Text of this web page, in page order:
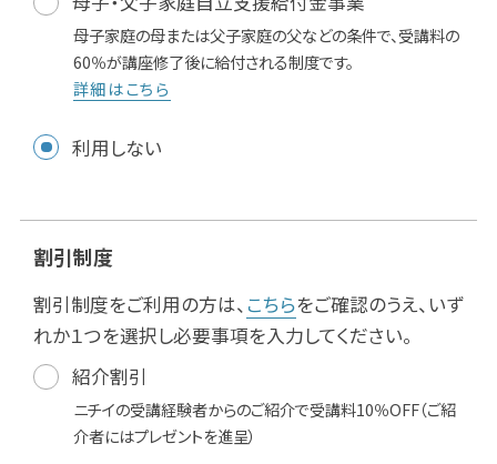
母子家庭の母または父子家庭の父などの条件で、受講料の
60％が講座修了後に給付される制度です。
詳細はこちら
利用しない
割引制度
割引制度をご利用の方は、 こちらをご確認のうえ、いず
れか１つを選択し必要事項を入力してください。
紹介割引
ニチイの受講経験者からのご紹介で受講料10％OFF（ご紹
介者にはプレゼントを進呈）